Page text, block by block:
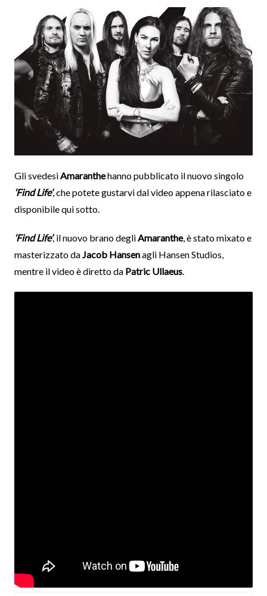
Gli svedesiAmaranthehanno pubblicato il nuovo singolo
‘Find Life’, che potete gustarvi dal video appena rilasciato e
disponibile qui sotto.
‘Find Life’, il nuovo brano degliAmaranthe, è stato mixato e
masterizzato daJacob Hansenagli Hansen Studios,
mentre il video è diretto da Patric Ullaeus.